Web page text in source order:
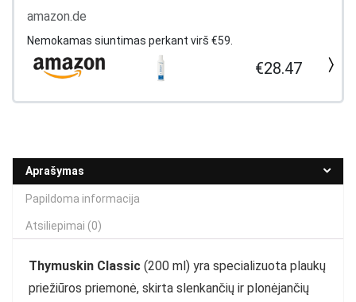
amazon.de
Nemokamas siuntimas perkant virš €59.
€28.47
Aprašymas
Papildoma informacija
Atsiliepimai (0)
Thymuskin Classic (200 ml) yra specializuota plaukų
priežiūros priemonė, skirta slenkančių ir plonėjančių